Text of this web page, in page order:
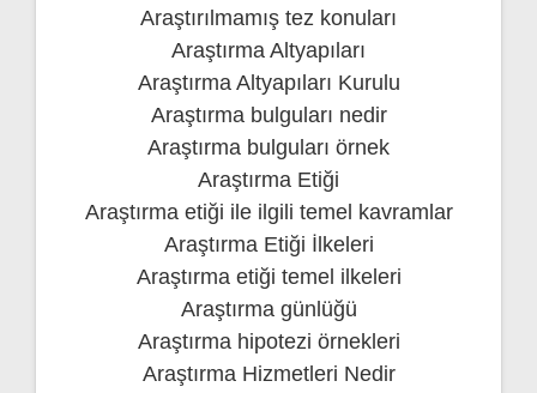
Araştırılmamış tez konuları
Araştırma Altyapıları
Araştırma Altyapıları Kurulu
Araştırma bulguları nedir
Araştırma bulguları örnek
Araştırma Etiği
Araştırma etiği ile ilgili temel kavramlar
Araştırma Etiği İlkeleri
Araştırma etiği temel ilkeleri
Araştırma günlüğü
Araştırma hipotezi örnekleri
Araştırma Hizmetleri Nedir